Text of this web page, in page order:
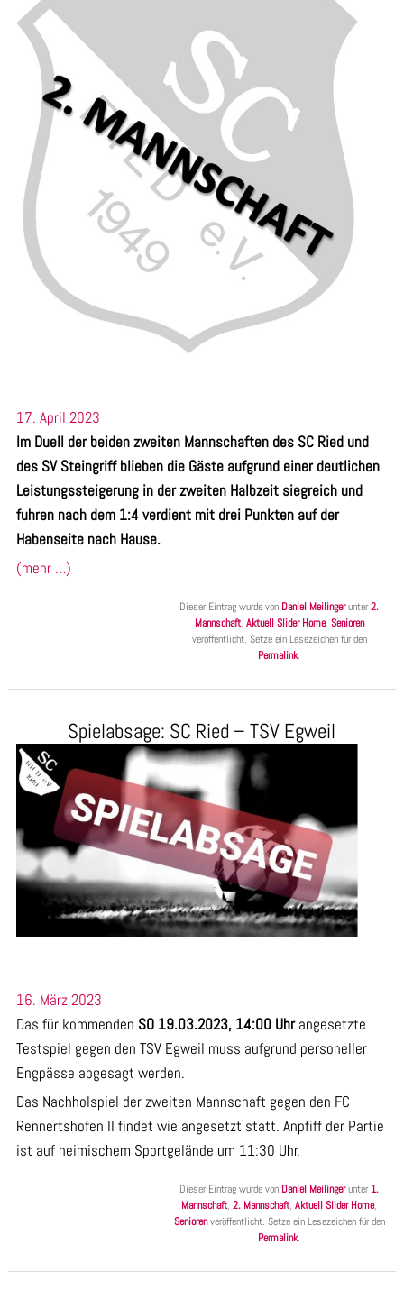
17. April 2023
Im Duell der beiden zweiten Mannschaften des SC Ried und
des SV Steingriff blieben die Gäste aufgrund einer deutlichen
Leistungssteigerung in der zweiten Halbzeit siegreich und
fuhren nach dem 1:4 verdient mit drei Punkten auf der
Habenseite nach Hause.
(mehr …)
Dieser Eintrag wurde von Daniel Meilingerunter2.
Mannschaft, Aktuell Slider Home, Senioren
veröffentlicht. Setze ein Lesezeichen für den
Permalink.
Spielabsage: SC Ried – TSV Egweil
16. März 2023
Das für kommenden SO 19.03.2023, 14:00 Uhrangesetzte
Testspiel gegen den TSV Egweil muss aufgrund personeller
Engpässe abgesagt werden.
Das Nachholspiel der zweiten Mannschaft gegen den FC
Rennertshofen II findet wie angesetzt statt. Anpfiff der Partie
ist auf heimischem Sportgelände um 11:30 Uhr.
Dieser Eintrag wurde von Daniel Meilingerunter 1.
Mannschaft,2. Mannschaft,Aktuell Slider Home,
Seniorenveröffentlicht. Setze ein Lesezeichen für den
Permalink.